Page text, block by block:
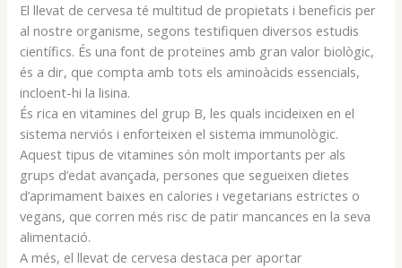
El llevat de cervesa té multitud de propietats i beneficis per
al nostre organisme, segons testifiquen diversos estudis
científics. És una font de proteïnes amb gran valor biològic,
és a dir, que compta amb tots els aminoàcids essencials,
incloent-hi la lisina.
És rica en vitamines del grup B, les quals incideixen en el
sistema nerviós i enforteixen el sistema immunològic.
Aquest tipus de vitamines són molt importants per als
grups d’edat avançada, persones que segueixen dietes
d’aprimament baixes en calories i vegetarians estrictes o
vegans, que corren més risc de patir mancances en la seva
alimentació.
A més, el llevat de cervesa destaca per aportar